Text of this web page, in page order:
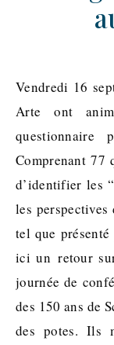
Vendredi 16 septembre, en Boutmy, France Culture et
Arte ont
questionnaire
Comprenant
d’identifier les
les
tel que
ici un retour
journée de
des 150 ans de
des potes. Ils